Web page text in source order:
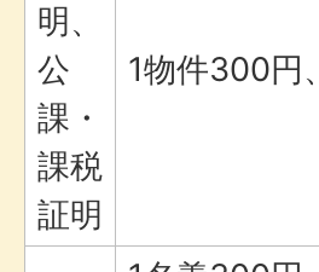
明、
公
課・
課税
証明
1物件300円